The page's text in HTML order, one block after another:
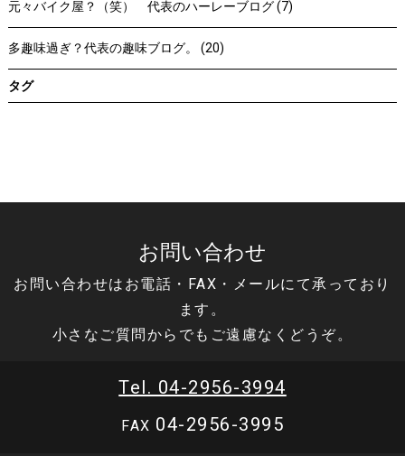
元々バイク屋？（笑） 代表のハーレーブログ (7)
多趣味過ぎ？代表の趣味ブログ。 (20)
タグ
お問い合わせ
お問い合わせはお電話・FAX・メールにて承っており
ます。
小さなご質問からでもご遠慮なくどうぞ。
Tel. 04-2956-3994
FAX 04-2956-3995